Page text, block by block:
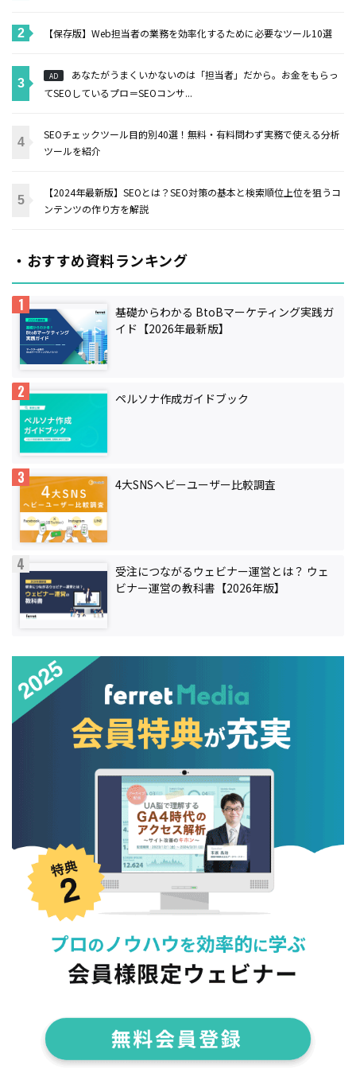
【保存版】Web担当者の業務を効率化するために必要なツール10選
AD
あなたがうまくいかないのは「担当者」だから。お金をもらっ
てSEOしているプロ＝SEOコンサ...
SEOチェックツール目的別40選！無料・有料問わず実務で使える分析
ツールを紹介
【2024年最新版】SEOとは？SEO対策の基本と検索順位上位を狙うコ
ンテンツの作り方を解説
・おすすめ資料ランキング
基礎からわかる BtoBマーケティング実践ガ
イド【2026年最新版】
ペルソナ作成ガイドブック
4大SNSヘビーユーザー比較調査
受注につながるウェビナー運営とは？ ウェ
ビナー運営の教科書【2026年版】